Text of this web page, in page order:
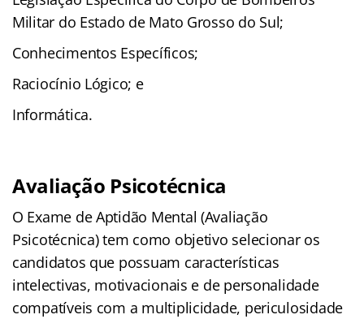
Militar do Estado de Mato Grosso do Sul;
Conhecimentos Específicos;
Raciocínio Lógico; e
Informática.
Avaliação Psicotécnica
O Exame de Aptidão Mental (Avaliação
Psicotécnica) tem como objetivo selecionar os
candidatos que possuam características
intelectivas, motivacionais e de personalidade
compatíveis com a multiplicidade, periculosidade